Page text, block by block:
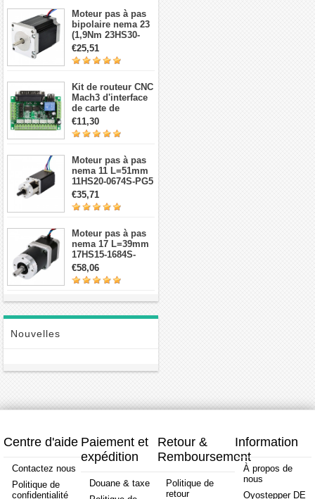
Moteur pas à pas
bipolaire nema 23
(1,9Nm 23HS30-
2804S 1,8 degré
2,8A 3,2V 4 fils)
€25,51
Kit de routeur CNC
Mach3 d'interface
de carte de
dérivation CNC à 5
axes
€11,30
Moteur pas à pas
nema 11 L=51mm
11HS20-0674S-PG5
avec 5:1
réducteurs
planétaires
€35,71
Moteur pas à pas
nema 17 L=39mm
17HS15-1684S-
HG30 avec 14:1
réducteur
planétaire de haute
€58,06
Nouvelles
Centre d'aide
Contactez nous
Politique de
confidentialité
Paiement et
expédition
Douane & taxe
Retour &
Remboursement
Politique de
retour
Information
À propos de
nous
Oyostepper DE